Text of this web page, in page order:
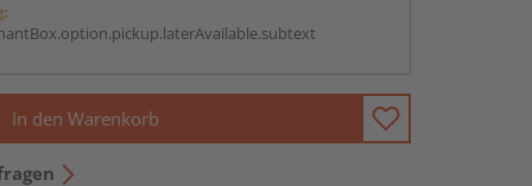
In den Warenkorb